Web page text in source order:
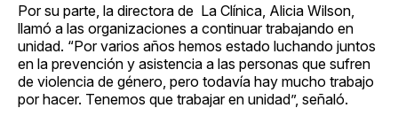
Por su parte, la directora de La Clínica, Alicia Wilson,
llamó a las organizaciones a continuar trabajando en
unidad. “Por varios años hemos estado luchando juntos
en la prevención y asistencia a las personas que sufren
de violencia de género, pero todavía hay mucho trabajo
por hacer. Tenemos que trabajar en unidad”, señaló.